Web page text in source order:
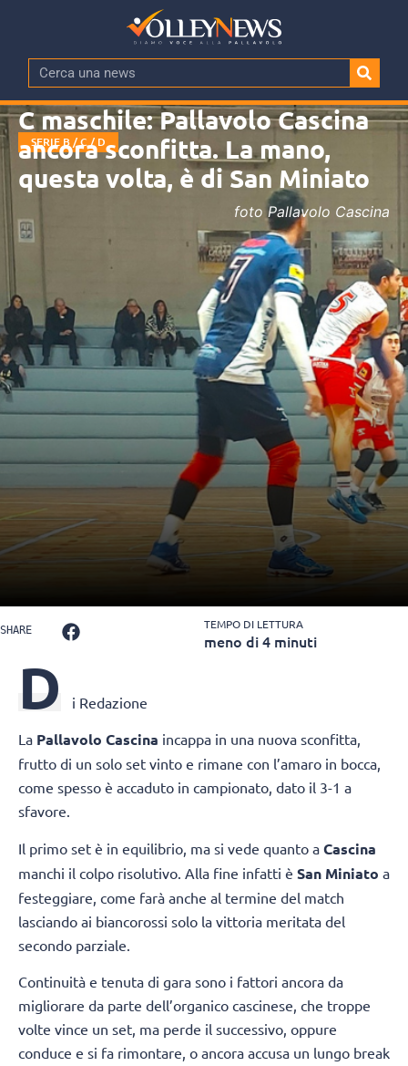
SERIE B / C / D
C maschile: Pallavolo Cascina
ancora sconfitta. La mano,
questa volta, è di San Miniato
foto Pallavolo Cascina
SHARE TEMPO DI LETTURA
meno di 4 minuti
D i Redazione
La Pallavolo Cascina incappa in una nuova sconfitta,
frutto di un solo set vinto e rimane con l’amaro in bocca,
come spesso è accaduto in campionato, dato il 3-1 a
sfavore.
Il primo set è in equilibrio, ma si vede quanto a Cascina
manchi il colpo risolutivo. Alla fine infatti è San Miniato a
festeggiare, come farà anche al termine del match
lasciando ai biancorossi solo la vittoria meritata del
secondo parziale.
Continuità e tenuta di gara sono i fattori ancora da
migliorare da parte dell’organico cascinese, che troppe
volte vince un set, ma perde il successivo, oppure
conduce e si fa rimontare, o ancora accusa un lungo break